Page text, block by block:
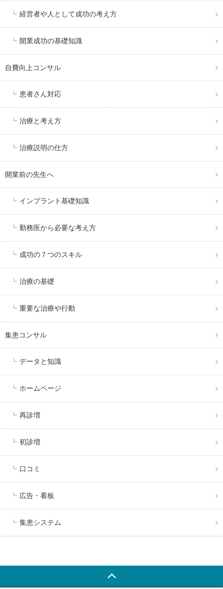
経営者や人として成功の考え方
開業成功の基礎知識
自費向上コンサル
患者さん対応
治療と考え方
治療説明の仕方
開業前の先生へ
インプラント基礎知識
勤務医から必要な考え方
成功の７つのスキル
治療の基礎
重要な治療や行動
集患コンサル
データと知識
ホームページ
再診増
初診増
口コミ
広告・看板
集患システム